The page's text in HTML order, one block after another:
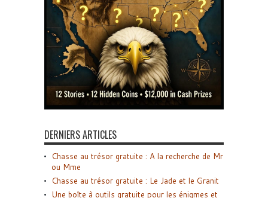
DERNIERS ARTICLES
Chasse au trésor gratuite : A la recherche de Mr
ou Mme
Chasse au trésor gratuite : Le Jade et le Granit
Une boîte à outils gratuite pour les énigmes et